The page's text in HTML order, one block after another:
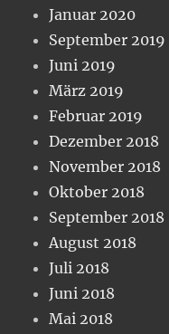
Januar 2020
September 2019
Juni 2019
März 2019
Februar 2019
Dezember 2018
November 2018
Oktober 2018
September 2018
August 2018
Juli 2018
Juni 2018
Mai 2018